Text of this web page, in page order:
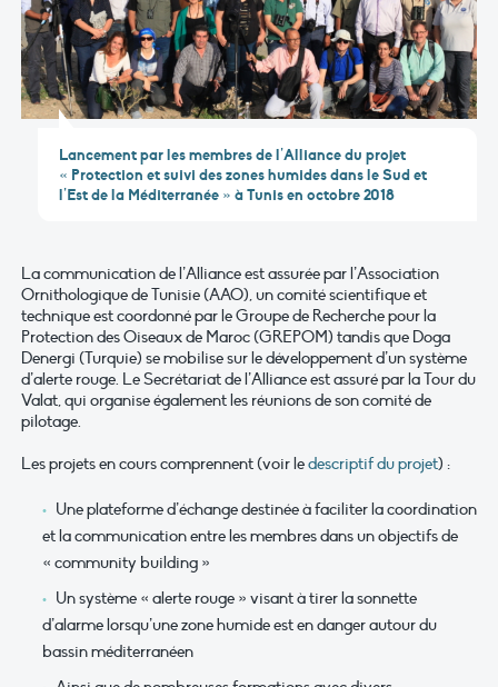
Lancement par les membres de l’Alliance du projet
« Protection et suivi des zones humides dans le Sud et
l’Est de la Méditerranée » à Tunis en octobre 2018
La communication de l’Alliance est assurée par l’Association
Ornithologique de Tunisie (AAO), un comité scientifique et
technique est coordonné par le Groupe de Recherche pour la
Protection des Oiseaux de Maroc (GREPOM) tandis que Doga
Denergi (Turquie) se mobilise sur le développement d’un système
d’alerte rouge. Le Secrétariat de l’Alliance est assuré par la Tour du
Valat, qui organise également les réunions de son comité de
pilotage.
Les projets en cours comprennent (voir ledescriptif du projet) :
Une plateforme d’échange destinée à faciliter la coordination
et la communication entre les membres dans un objectifs de
« community building »
Un système « alerte rouge » visant à tirer la sonnette
d’alarme lorsqu’une zone humide est en danger autour du
bassin méditerranéen